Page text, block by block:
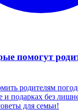
помогут
родителям
и подарках без
для семьи!